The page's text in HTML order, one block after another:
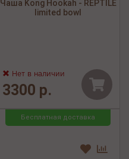
Чаша Kong Hookah - REPTILE
limited bowl
Нет в наличии
3300 р.
Бесплатная доставка